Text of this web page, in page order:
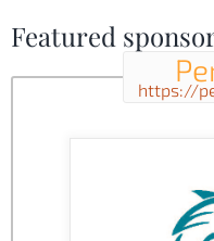
Featured
https://